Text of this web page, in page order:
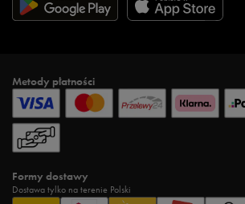
Metody płatności
Formy dostawy
Dostawa tylko na terenie Polski